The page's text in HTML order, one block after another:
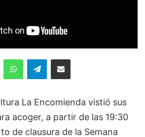
WhatsAppTelegramCompartir via Email
La Encomienda vistió sus
acoger, a partir de las 19:30
de clausura de la Semana